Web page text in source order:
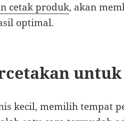
cetak produk, akan
optimal.
kecil, memilih tempat